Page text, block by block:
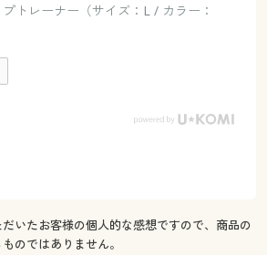
トレーナー（サイズ：L / カラー：
いたお客様の個人的な感想ですので、商品の
のではありません。